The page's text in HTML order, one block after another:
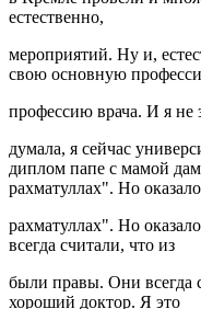
естественно,
мероприятий. Ну и,
свою основную
профессию врача. И я не
думала, я сейчас
диплом папе с мамой
рахматуллах". Но
рахматуллах". Но
всегда считали, что из
были правы. Они всегда
хороший доктор. Я это